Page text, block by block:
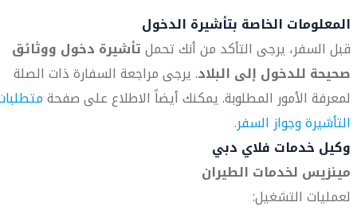
المعلومات الخاصة بتأشيرة الدخول
قبل السفر، يرجى التأكد من أنك تحملتأشيرة دخول ووثائق
صحيحة للدخول إلى البلاد. يرجى مراجعة السفارة ذات الصلة
لمعرفة الأمور المطلوبة. يمكنك أيضاً الاطلاع على صفحة
التأشيرة وجواز السفر.
وكيل خدمات فلاي دبي
مينزيس لخدمات الطيران
لعمليات التشغيل: